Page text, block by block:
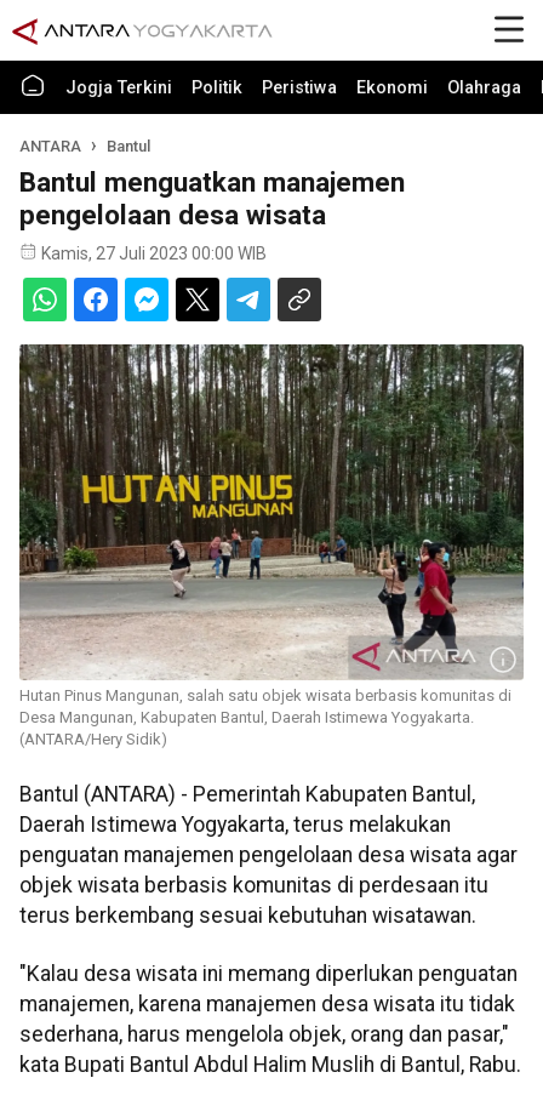
Jogja Terkini Politik Peristiwa Ekonomi Olahraga
ANTARA Bantul
Bantul menguatkan manajemen
pengelolaan desa wisata
Kamis, 27 Juli 2023 00:00 WIB
Hutan Pinus Mangunan, salah satu objek wisata berbasis komunitas di
Desa Mangunan, Kabupaten Bantul, Daerah Istimewa Yogyakarta.
(ANTARA/Hery Sidik)
Bantul (ANTARA) - Pemerintah Kabupaten Bantul,
Daerah Istimewa Yogyakarta, terus melakukan
penguatan manajemen pengelolaan desa wisata agar
objek wisata berbasis komunitas di perdesaan itu
terus berkembang sesuai kebutuhan wisatawan.
"Kalau desa wisata ini memang diperlukan penguatan
manajemen, karena manajemen desa wisata itu tidak
sederhana, harus mengelola objek, orang dan pasar,"
kata Bupati Bantul Abdul Halim Muslih di Bantul, Rabu.